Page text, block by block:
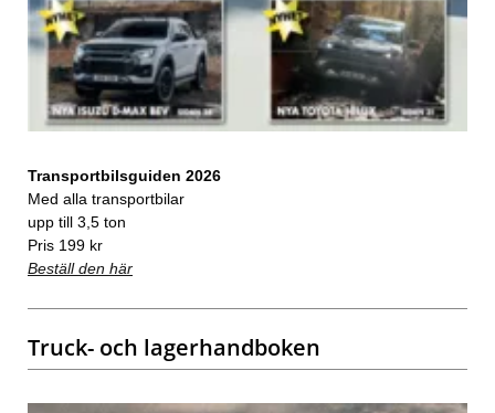
Transportbilsguiden 2026
Med alla transportbilar
upp till 3,5 ton
Pris 199 kr
Beställ den här
Truck- och lagerhandboken